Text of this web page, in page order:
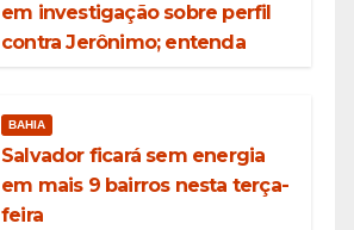
em investigação sobre perfil
contra Jerônimo; entenda
BAHIA
Salvador ficará sem energia
em mais 9 bairros nesta terça-
feira